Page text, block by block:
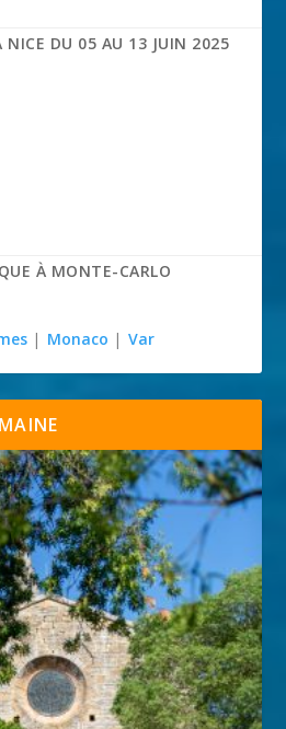
NICE DU 05 AU 13 JUIN 2025
À MONTE-CARLO
| Monaco | Var